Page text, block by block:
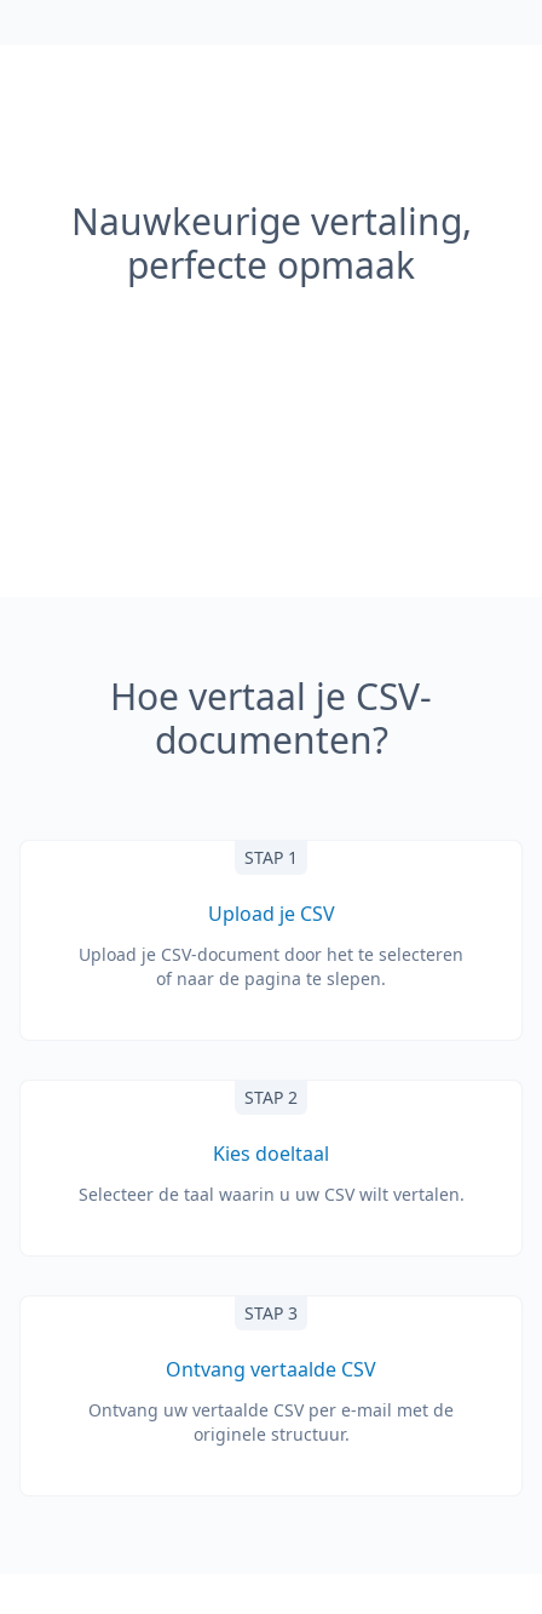
Nauwkeurige vertaling,
perfecte opmaak
Hoe vertaal je CSV-
documenten?
STAP 1
Upload je CSV
Upload je CSV-document door het te selecteren
of naar de pagina te slepen.
STAP 2
Kies doeltaal
Selecteer de taal waarin u uw CSV wilt vertalen.
STAP 3
Ontvang vertaalde CSV
Ontvang uw vertaalde CSV per e-mail met de
originele structuur.